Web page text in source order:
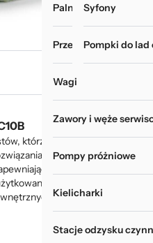
Myjki do rur i
Palniki i zgrzewarki
Przechowywanie
Wagi
Zawory i węże
Pompy próżniowe
Kielicharki
Stacje odzysku
Syfony
Pompki do lad
którzy szukają wydajnego,
do czyszczenia
jednocześnie
Dwa ciśnienia pracy